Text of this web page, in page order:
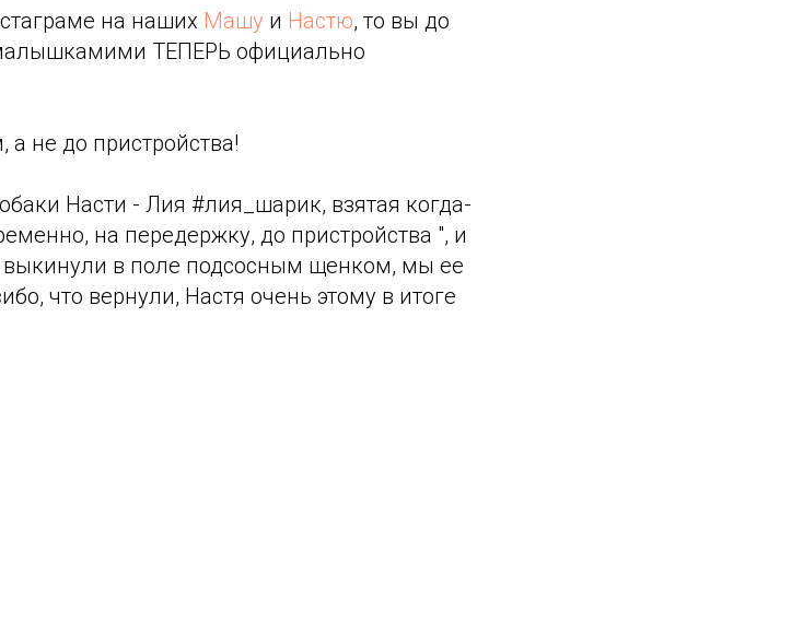
на наших Машу и Настю, то вы до
ТЕПЕРЬ официально
а не до пристройства!
Насти - Лия #лия_шарик, взятая когда-
на передержку, до пристройства ", и
в поле подсосным щенком, мы ее
что вернули, Настя очень этому в итоге